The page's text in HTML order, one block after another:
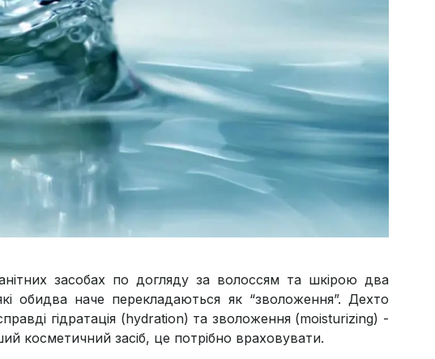
засобах по догляду за волоссям та шкірою два
обидва наче перекладаються як “зволоження”. Дехто
гідратація (hydration) та зволоження (moisturizing) -
косметичний засіб, це потрібно враховувати.